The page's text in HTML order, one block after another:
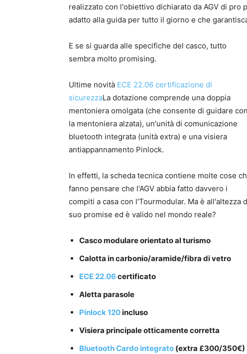
realizzato con l'obiettivo dichiarato da AGV di pro
adatto alla guida per tutto il giorno e che
E se si guarda alle specifiche del casco, tutto
sembra molto promising.
Ultime novità ECE 22.06 certificazione di
sicurezzaLa dotazione comprende una doppia
mentoniera omolgata (che consente di guidare con
la mentoniera alzata), un'unità di comunicazione
bluetooth integrata (unità extra) e una visiera
antiappannamento Pinlock.
In effetti, la scheda tecnica contiene molte cose
fanno pensare che l'AGV abbia fatto davvero i
compiti a casa con l'Tourmodular. Ma è all'altezza
suo promise ed è valido nel mondo reale?
Casco modulare orientato al turismo
Calotta in carbonio/aramide/fibra di vetro
ECE 22.06 certificato
Aletta parasole
Pinlock 120incluso
Visiera principale otticamente corretta
Bluetooth Cardo integrato (extra £300/350€)